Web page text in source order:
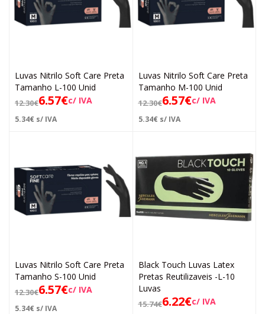
Luvas Nitrilo Soft Care Preta
Tamanho L-100 Unid
12.30€6.57€c/ IVA
5.34€ s/ IVA
Luvas Nitrilo Soft Care Preta
Tamanho M-100 Unid
12.30€6.57€c/ IVA
5.34€ s/ IVA
Luvas Nitrilo Soft Care Preta
Tamanho S-100 Unid
12.30€6.57€c/ IVA
5.34€ s/ IVA
Black Touch Luvas Latex
Pretas Reutilizaveis -L-10
Luvas
15.74€6.22€c/ IVA